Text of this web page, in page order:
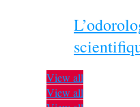
View all
View all